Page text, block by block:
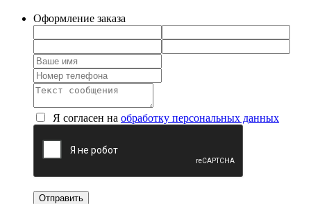
Оформление заказа
Я согласен на обработку персональных данных